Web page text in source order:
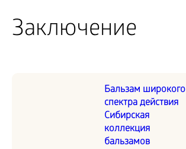
Заключение
Бальзам широкого
спектра действия
Сибирская
коллекция
бальзамов